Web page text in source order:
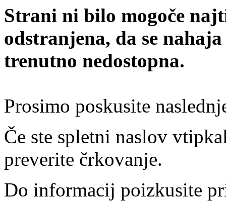
Strani ni bilo mogoče
odstranjena, da se
trenutno nedostopna.
Prosimo poskusite
Če ste spletni naslov
preverite črkovanje.
Do informacij poizkusite